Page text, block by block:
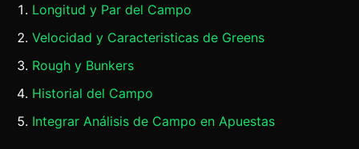
Longitud y Par del Campo
Velocidad y Caracteristicas de Greens
Rough y Bunkers
Historial del Campo
Integrar Análisis de Campo en Apuestas